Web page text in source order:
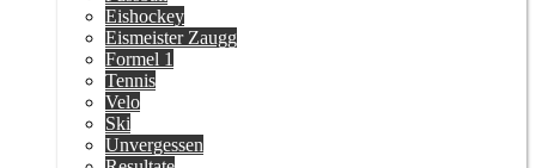
Eishockey
Eismeister Zaugg
Formel 1
Tennis
Velo
Ski
Unvergessen